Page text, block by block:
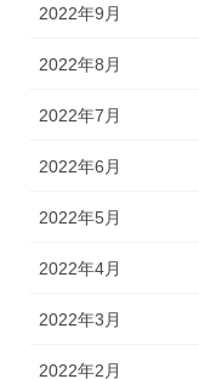
2022年9月
2022年8月
2022年7月
2022年6月
2022年5月
2022年4月
2022年3月
2022年2月